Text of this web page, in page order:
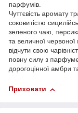
парфумів.
Чуттєвість аромату
соковитістю
зеленого чаю,
та величної
відчути свою
повну силу з
дорогоцінної амбри
Приховати